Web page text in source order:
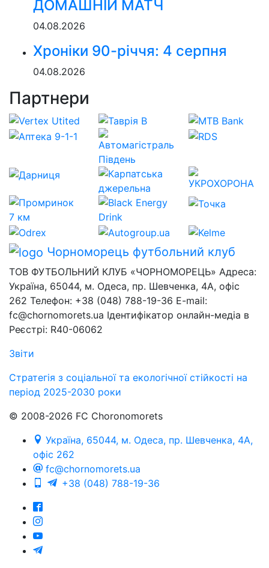
ДОМАШНІЙ МАТЧ
04.08.2026
Хроніки 90-річчя: 4 серпня
04.08.2026
Партнери
Чорноморець футбольний клуб
ТОВ ФУТБОЛЬНИЙ КЛУБ «ЧОРНОМОРЕЦЬ» Адреса:
Україна, 65044, м. Одеса, пр. Шевченка, 4А, офіс
262 Телефон: +38 (048) 788-19-36 E-mail:
fc@chornomorets.ua Ідентифікатор онлайн-медіа в
Реєстрі: R40-06062
Звіти
Стратегія з соціальної та екологічної стійкості на
період 2025-2030 роки
© 2008-2026 FC Choronomorets
Україна, 65044, м. Одеса, пр. Шевченка, 4А,
офіс 262
fc@chornomorets.ua
+38 (048) 788-19-36